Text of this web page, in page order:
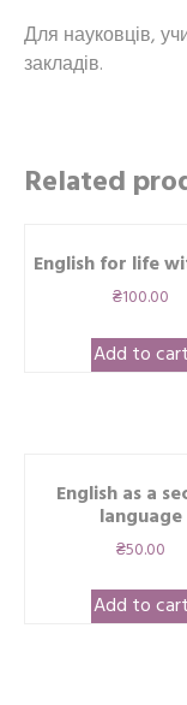
Для науковців,
закладів.
Related
English for life
₴100.00
Add to cart
English as a
language
₴50.00
Add to cart